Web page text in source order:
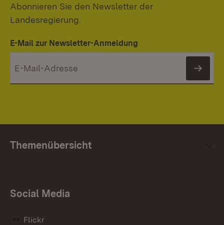
Abonnieren Sie den Newsletter der
Landesregierung.
E-Mail zur Newsletter-Anmeldung
Themenübersicht
Social Media
Flickr